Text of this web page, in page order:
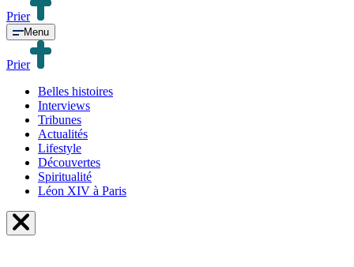
Prier
Menu
Prier
Belles histoires
Interviews
Tribunes
Actualités
Lifestyle
Découvertes
Spiritualité
Léon XIV à Paris